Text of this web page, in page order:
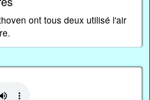
ont tous deux utilisé l'air